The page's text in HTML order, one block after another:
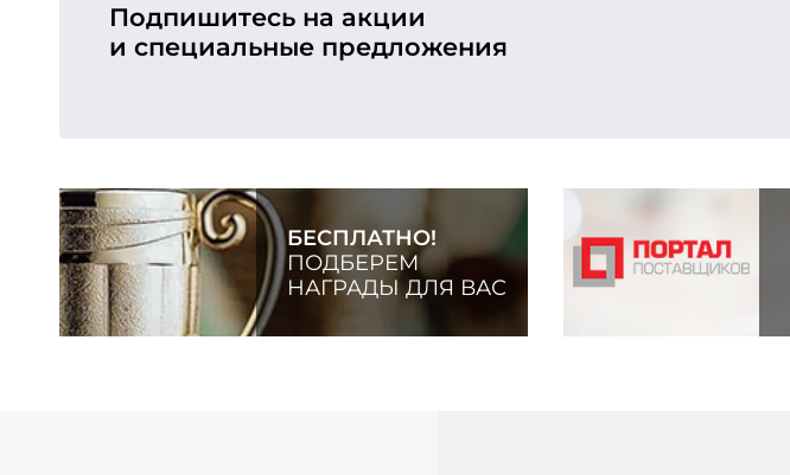
Подпишитесь на акции
и специальные предложения
БЕСПЛАТНО!
ПОДБЕРЕМ
НАГРАДЫ ДЛЯ ВАС